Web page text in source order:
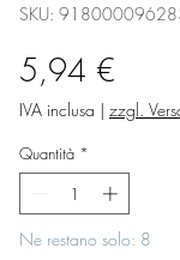
SKU:
5,94 €
IVA inclusa | zzgl.
Quantità *
Ne restano solo: 8